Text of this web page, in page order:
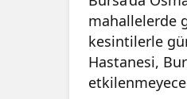
mahallelerde
kesintilerle
Hastanesi,